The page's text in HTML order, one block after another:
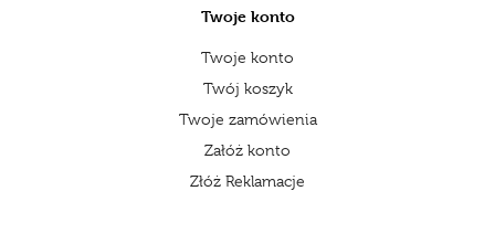
Twoje konto
Twoje konto
Twój koszyk
Twoje zamówienia
Załóż konto
Złóż Reklamacje